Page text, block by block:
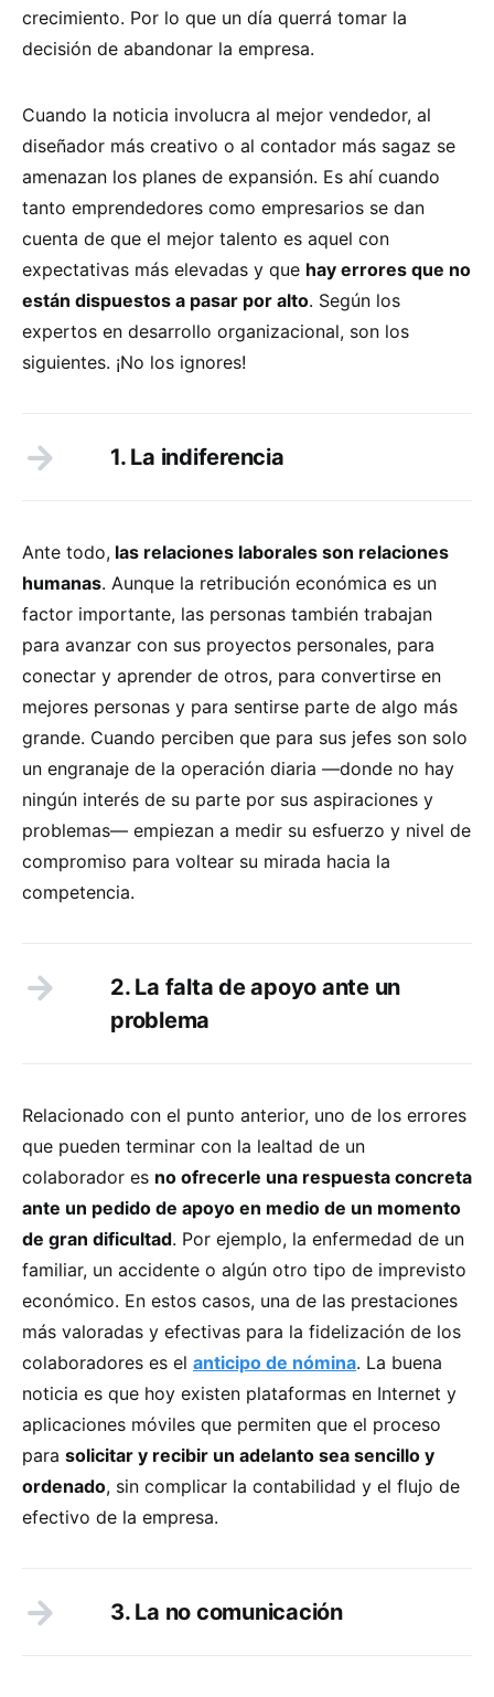
crecimiento. Por lo que un día querrá tomar la
decisión de abandonar la empresa.
Cuando la noticia involucra al mejor vendedor, al
diseñador más creativo o al contador más sagaz se
amenazan los planes de expansión. Es ahí cuando
tanto emprendedores como empresarios se dan
cuenta de que el mejor talento es aquel con
expectativas más elevadas y que hay errores que no
están dispuestos a pasar por alto. Según los
expertos en desarrollo organizacional, son los
siguientes. ¡No los ignores!
1. La indiferencia
Ante todo, las relaciones laborales son relaciones
humanas. Aunque la retribución económica es un
factor importante, las personas también trabajan
para avanzar con sus proyectos personales, para
conectar y aprender de otros, para convertirse en
mejores personas y para sentirse parte de algo más
grande. Cuando perciben que para sus jefes son solo
un engranaje de la operación diaria —donde no hay
ningún interés de su parte por sus aspiraciones y
problemas— empiezan a medir su esfuerzo y nivel de
compromiso para voltear su mirada hacia la
competencia.
2. La falta de apoyo ante un
problema
Relacionado con el punto anterior, uno de los errores
que pueden terminar con la lealtad de un
colaborador es no ofrecerle una respuesta concreta
ante un pedido de apoyo en medio de un momento
de gran dificultad. Por ejemplo, la enfermedad de un
familiar, un accidente o algún otro tipo de imprevisto
económico. En estos casos, una de las prestaciones
más valoradas y efectivas para la fidelización de los
colaboradores es el anticipo de nómina. La buena
noticia es que hoy existen plataformas en Internet y
aplicaciones móviles que permiten que el proceso
para solicitar y recibir un adelanto sea sencillo y
ordenado, sin complicar la contabilidad y el flujo de
efectivo de la empresa.
3. La no comunicación